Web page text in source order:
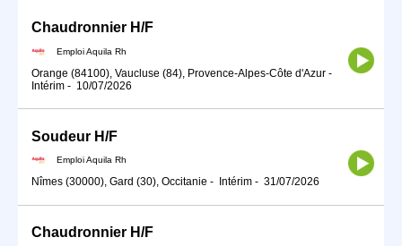
Chaudronnier H/F
Emploi Aquila Rh
Orange (84100), Vaucluse (84), Provence-Alpes-Côte d'Azur -
Intérim - 10/07/2026
Soudeur H/F
Emploi Aquila Rh
Nîmes (30000), Gard (30), Occitanie - Intérim - 31/07/2026
Chaudronnier H/F